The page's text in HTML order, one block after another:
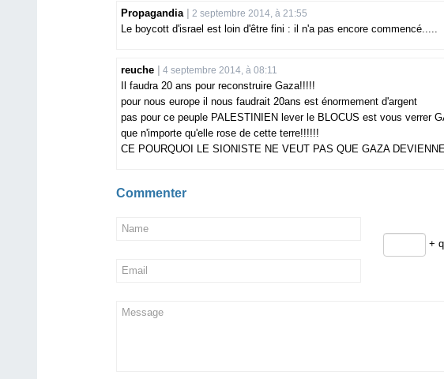
Propagandia 2 septembre 2014, à 21:55
Le boycott d'israel est loin d'être fini : il n'a pas encore commencé.....
reuche 4 septembre 2014, à 08:11
Il faudra 20 ans pour reconstruire Gaza!!!!!
pour nous europe il nous faudrait 20ans est énormement d'argent
pas pour ce peuple PALESTINIEN lever le BLOCUS est vous verrer
que n'importe qu'elle rose de cette terre!!!!!!
CE POURQUOI LE SIONISTE NE VEUT PAS QUE GAZA
Commenter
+